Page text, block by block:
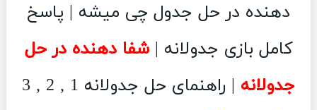
دهنده در حل جدول چی میشه | پاسخ
کامل بازی جدولانه |شفا دهنده در حل
جدولانه | راهنمای حل جدولانه 1 , 2 , 3